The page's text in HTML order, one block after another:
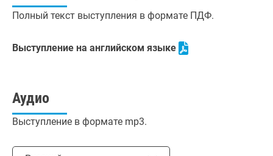
Полный текст выступления в формате ПДФ.
Выступление на английском языке
Аудио
Выступление в формате mp3.